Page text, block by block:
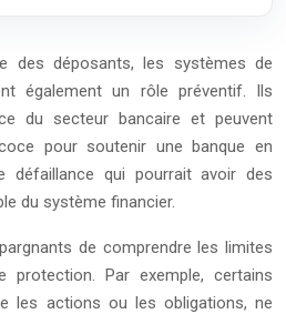
des déposants, les systèmes de
également un rôle préventif. Ils
du secteur bancaire et peuvent
pour soutenir une banque en
défaillance qui pourrait avoir des
du système financier.
de comprendre les limites
Par exemple, certains
les actions ou les obligations, ne